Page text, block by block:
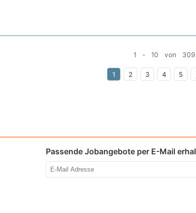
1 - 10 von 309
1 2 3 4 5
Passende Jobangebote per E-Mail